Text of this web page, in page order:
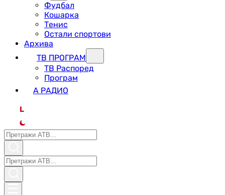
Фудбал
Кошарка
Тенис
Остали спортови
Архива
ТВ ПРОГРАМ
ТВ Распоред
Програм
А РАДИО
L